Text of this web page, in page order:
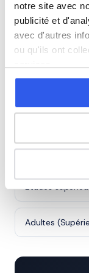
notre site avec
publicité et
avec d'autres
ou qu'ils ont
4ème (Collège)
3ème (Collège)
Seconde
Première
Terminale
Études
Adultes